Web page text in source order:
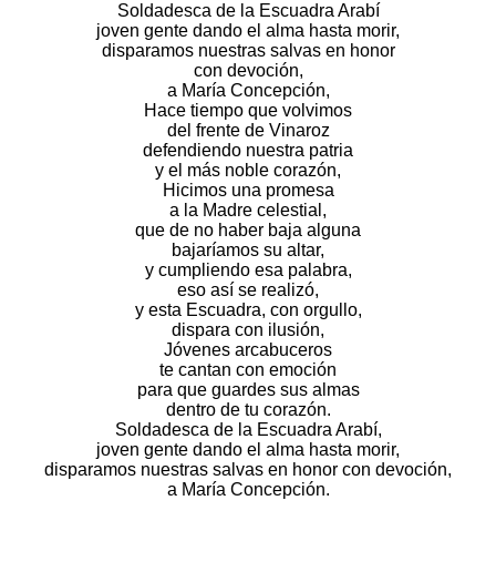
Soldadesca de la Escuadra Arabí
joven gente dando el alma hasta morir,
disparamos nuestras salvas en honor
con devoción,
a María Concepción,
Hace tiempo que volvimos
del frente de Vinaroz
defendiendo nuestra patria
y el más noble corazón,
Hicimos una promesa
a la Madre celestial,
que de no haber baja alguna
bajaríamos su altar,
y cumpliendo esa palabra,
eso así se realizó,
y esta Escuadra, con orgullo,
dispara con ilusión,
Jóvenes arcabuceros
te cantan con emoción
para que guardes sus almas
dentro de tu corazón.
Soldadesca de la Escuadra Arabí,
joven gente dando el alma hasta morir,
disparamos nuestras salvas en honor con devoción,
a María Concepción.